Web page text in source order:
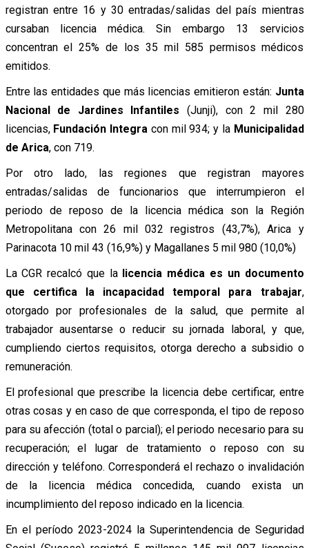
registran entre 16 y 30 entradas/salidas del país mientras
cursaban licencia médica. Sin embargo 13 servicios
concentran el 25% de los 35 mil 585 permisos médicos
emitidos.
Entre las entidades que más licencias emitieron están: Junta
Nacional de Jardines Infantiles (Junji), con 2 mil 280
licencias, Fundación Integra con mil 934; y la Municipalidad
de Arica, con 719.
Por otro lado, las regiones que registran mayores
entradas/salidas de funcionarios que interrumpieron el
periodo de reposo de la licencia médica son la Región
Metropolitana con 26 mil 032 registros (43,7%), Arica y
Parinacota 10 mil 43 (16,9%) y Magallanes 5 mil 980 (10,0%)
La CGR recalcó que la licencia médica es un documento
que certifica la incapacidad temporal para trabajar,
otorgado por profesionales de la salud, que permite al
trabajador ausentarse o reducir su jornada laboral, y que,
cumpliendo ciertos requisitos, otorga derecho a subsidio o
remuneración.
El profesional que prescribe la licencia debe certificar, entre
otras cosas y en caso de que corresponda, el tipo de reposo
para su afección (total o parcial); el periodo necesario para su
recuperación; el lugar de tratamiento o reposo con su
dirección y teléfono. Corresponderá el rechazo o invalidación
de la licencia médica concedida, cuando exista un
incumplimiento del reposo indicado en la licencia.
En el período 2023-2024 la Superintendencia de Seguridad